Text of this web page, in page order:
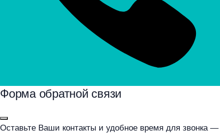
Форма обратной связи
Оставьте Ваши контакты и удобное время для звонка —